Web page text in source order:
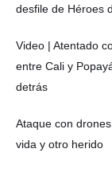
desfile de Héroes
Video | Atentado
entre Cali y
detrás
Ataque con
vida y otro herido